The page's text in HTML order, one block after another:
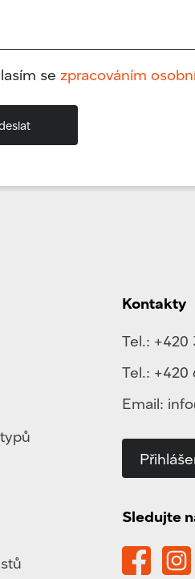
se zpracováním
Kontakty
Tel.: +420
Tel.: +420
Email:
Sledujte